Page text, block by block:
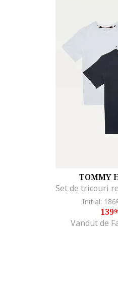
TOMMY
Initial: 186
139
Vandut de